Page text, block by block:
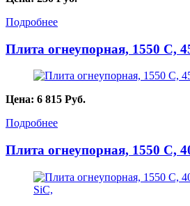
Подробнее
Плита огнеупорная, 1550 С,
Цена: 6 815 Руб.
Подробнее
Плита огнеупорная, 1550 С,